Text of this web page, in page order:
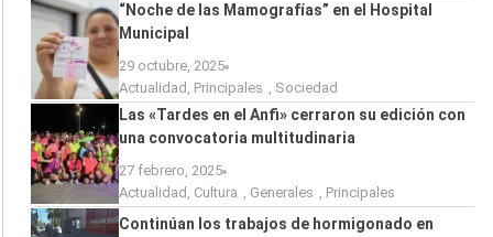
“Noche de las Mamografías” en el Hospital
Municipal
29 octubre, 2025
Actualidad , Principales , Sociedad
Las «Tardes en el Anfi» cerraron su edición con
una convocatoria multitudinaria
27 febrero, 2025
Actualidad , Cultura , Generales , Principales
Continúan los trabajos de hormigonado en